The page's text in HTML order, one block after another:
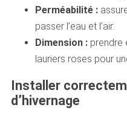
Perméabilité :
passer l’eau et l’air.
Dimension :prendre
lauriers roses pour
Installer
d’hivernage